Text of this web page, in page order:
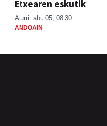
Etxearen eskutik
Aiurri abu 05, 08:30
ANDOAIN